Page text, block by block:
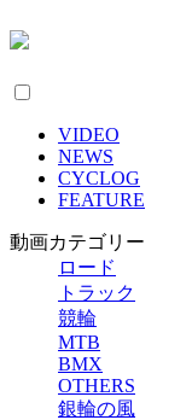
VIDEO
NEWS
CYCLOG
FEATURE
動画カテゴリー
ロード
トラック
競輪
MTB
BMX
OTHERS
銀輪の風